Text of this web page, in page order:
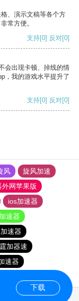
、演示文稿等各个方
常方便。
支持[0] 反对[0]
会出现卡顿、掉线的情
，我的游戏水平提升了
支持[0] 反对[0]
风
旋风加速
网苹果版
ios加速器
速器
速器
加器速
速器
下载